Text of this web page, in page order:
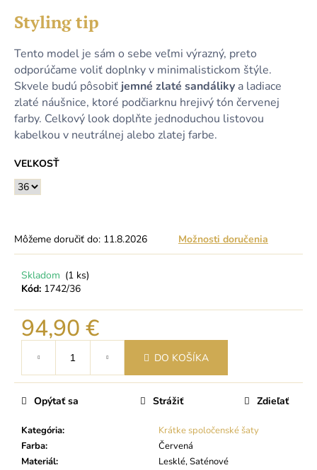
Styling tip
Tento model je sám o sebe veľmi výrazný, preto
odporúčame voliť doplnky v minimalistickom štýle.
Skvele budú pôsobiť jemné zlaté sandáliky a ladiace
zlaté náušnice, ktoré podčiarknu hrejivý tón červenej
farby. Celkový look doplňte jednoduchou listovou
kabelkou v neutrálnej alebo zlatej farbe.
VEĽKOSŤ
Môžeme doručiť do: 11.8.2026 Možnosti doručenia
Skladom (1 ks)
Kód: 1742/36
94,90 €
cena:
DO KOŠÍKA
Kategória:
Krátke spoločenské šaty
Farba:
Červená
Materiál:
Lesklé, Saténové
Opýtať sa Strážiť Zdieľať